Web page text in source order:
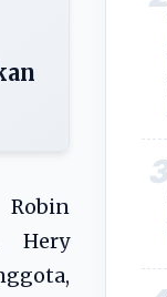
Hery